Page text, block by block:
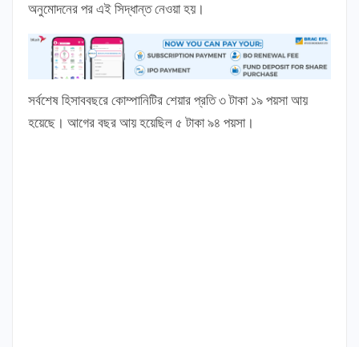
অনুমোদনের পর এই সিদ্ধান্ত নেওয়া হয়।
সর্বশেষ হিসাববছরে কোম্পানিটির শেয়ার প্রতি ৩ টাকা ১৯ পয়সা আয়
হয়েছে। আগের বছর আয় হয়েছিল ৫ টাকা ৯৪ পয়সা।